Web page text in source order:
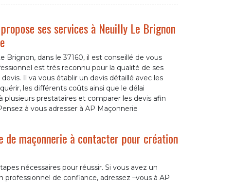
ses services à Neuilly Le Brignon
dans le 37160, il est conseillé de vous
est très reconnu pour la qualité de ses
Il va vous établir un devis détaillé avec les
les différents coûts ainsi que le délai
plusieurs prestataires et comparer les devis afin
à vous adresser à AP Maçonnerie
de maçonnerie à contacter pour création
nécessaires pour réussir. Si vous avez un
de confiance, adressez –vous à AP